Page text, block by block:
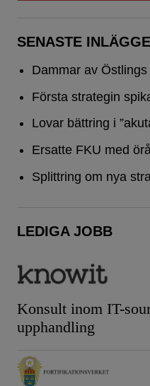
SENASTE
Dammar av
Första strategin
Lovar bättring i
Ersatte FKU med
Splittring om nya
LEDIGA JOBB
Konsult inom IT-
upphandling